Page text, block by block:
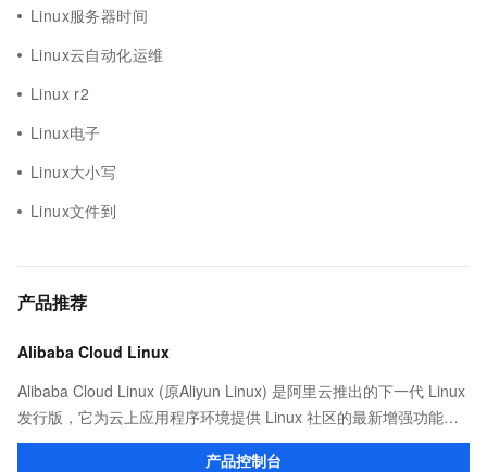
Linux服务器时间
Linux云自动化运维
Linux r2
Linux电子
Linux大小写
Linux文件到
产品推荐
Alibaba Cloud Linux
Alibaba Cloud Linux (原Aliyun Linux) 是阿里云推出的下一代 Linux
发行版，它为云上应用程序环境提供 Linux 社区的最新增强功能，
在提供云上最佳用户体验的同时，也针对阿里云基础设施做了深度
产品控制台